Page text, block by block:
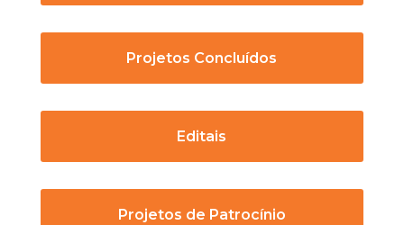
Projetos Concluídos
Editais
Projetos de Patrocínio